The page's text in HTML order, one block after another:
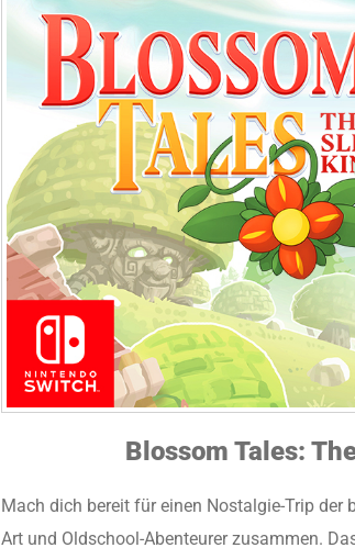
Blossom Tales:
Mach dich bereit für einen Nostalgie-Trip der
Art und Oldschool-Abenteurer zusammen.